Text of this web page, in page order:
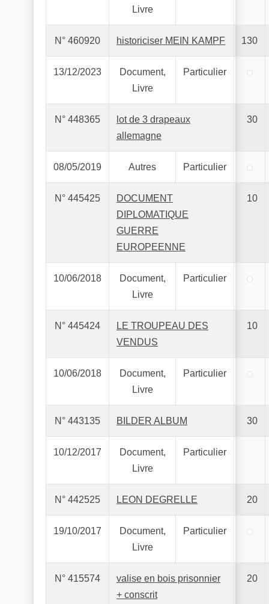
Livre
N° 460920 historiciser MEIN KAMPF 130
13/12/2023
Document,
Livre
Particulier
N° 448365
lot de 3 drapeaux
allemagne
30
08/05/2019 Autres Particulier
N° 445425
DOCUMENT
DIPLOMATIQUE
GUERRE
EUROPEENNE
10
10/06/2018
Document,
Livre
Particulier
N° 445424
LE TROUPEAU DES
VENDUS
10
10/06/2018
Document,
Livre
Particulier
N° 443135 BILDER ALBUM 30
10/12/2017
Document,
Livre
Particulier
N° 442525 LEON DEGRELLE 20
19/10/2017
Document,
Livre
Particulier
N° 415574
valise en bois prisonnier
+ conscrit
20